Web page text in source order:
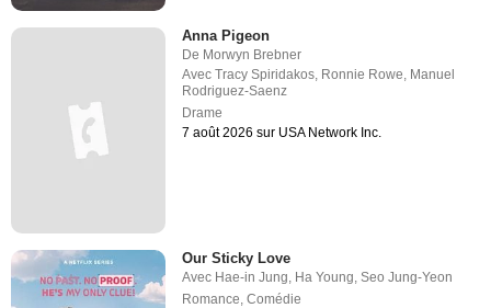
Anna Pigeon
De Morwyn Brebner
AvecTracy Spiridakos, Ronnie Rowe, Manuel
Rodriguez-Saenz
Drame
7 août 2026 sur USA Network Inc.
Our Sticky Love
Avec Hae-in Jung, Ha Young,Seo Jung-Yeon
Romance,Comédie